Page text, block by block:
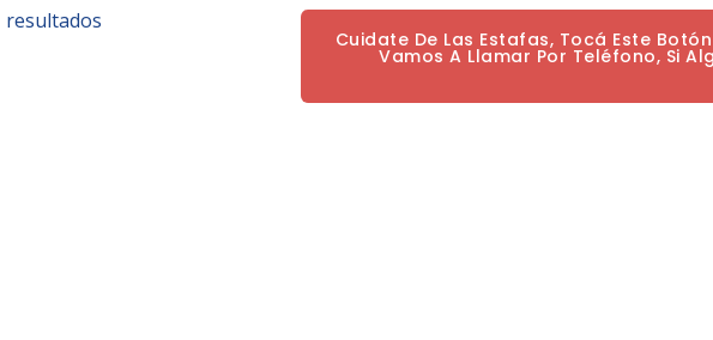
resultados
Cuidate De Las Estafas, Tocá Este
Vamos A Llamar Por Teléfono, Si